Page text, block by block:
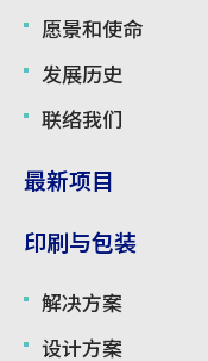
愿景和使命
发展历史
联络我们
最新项目
印刷与包装
解决方案
设计方案